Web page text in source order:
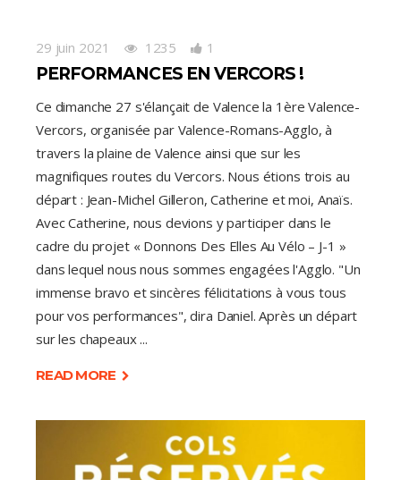
29 juin 2021 1235 1
PERFORMANCES EN VERCORS !
​Ce dimanche 27 s'élançait de Valence la 1ère Valence-
Vercors, organisée par Valence-Romans-Agglo, à
travers la plaine de Valence ainsi que sur les
magnifiques routes du Vercors. Nous étions trois au
départ : Jean-Michel Gilleron, Catherine et moi, Anaïs.
Avec Catherine, nous devions y participer dans le
cadre du projet « Donnons Des Elles Au Vélo – J-1 »
dans lequel nous nous sommes engagées l'Agglo. "Un
immense bravo et sincères félicitations à vous tous
pour vos performances", dira Daniel. Après un départ
sur les chapeaux
READ MORE